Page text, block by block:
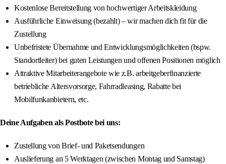
Kostenlose Bereitstellung von hochwertiger Arbeitskleidung
Ausführliche Einweisung (bezahlt) – wir machen dich fit für die
Zustellung
Unbefristete Übernahme und Entwicklungsmöglichkeiten (bspw.
Standortleiter) bei guten Leistungen und offenen Positionen möglich
Attraktive Mitarbeiterangebote wie z.B. arbeitgeberfinanzierte
betriebliche Altersvorsorge, Fahrradleasing, Rabatte bei
Mobilfunkanbietern, etc.
Deine Aufgaben als Postbote bei uns:
Zustellung von Brief- und Paketsendungen
Auslieferung an 5 Werktagen (zwischen Montag und Samstag)